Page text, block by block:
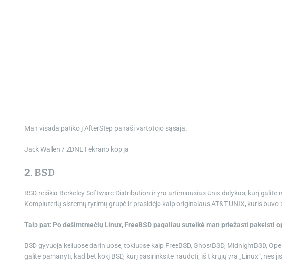
Man visada patiko į AfterStep panaši vartotojo sąsaja.
Jack Wallen / ZDNET ekrano kopija
2. BSD
BSD reiškia Berkeley Software Distribution ir yra artimiausias Unix dalykas, kurį galite
Kompiuterių sistemų tyrimų grupė ir prasidėjo kaip originalaus AT&T UNIX, kuris buvo
Taip pat: Po dešimtmečių Linux, FreeBSD pagaliau suteikė man priežastį pakeisti
BSD gyvuoja keliuose dariniuose, tokiuose kaip FreeBSD, GhostBSD, MidnightBSD,
galite pamanyti, kad bet kokį BSD, kurį pasirinksite naudoti, iš tikrųjų yra „Linux“, nes